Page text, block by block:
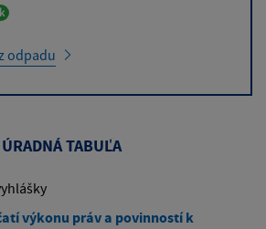
odpadu
ÚRADNÁ TABUĽA
výkonu práv a povinností k